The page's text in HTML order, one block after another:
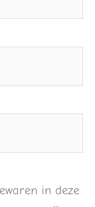
in deze